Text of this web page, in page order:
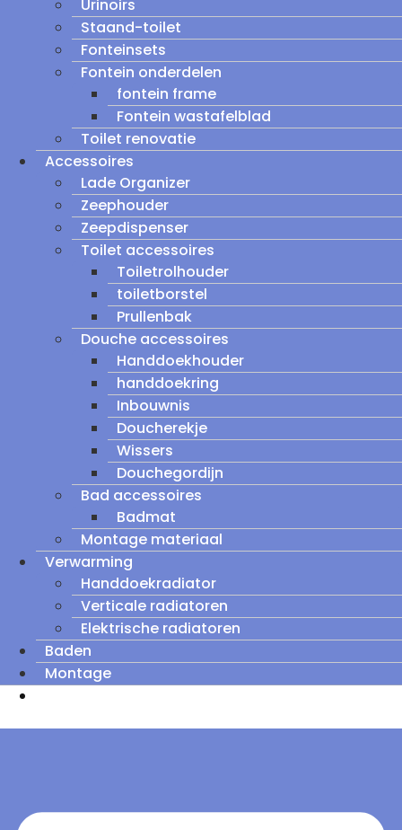
Urinoirs
Staand-toilet
Fonteinsets
Fontein onderdelen
fontein frame
Fontein wastafelblad
Toilet renovatie
Accessoires
Lade Organizer
Zeephouder
Zeepdispenser
Toilet accessoires
Toiletrolhouder
toiletborstel
Prullenbak
Douche accessoires
Handdoekhouder
handdoekring
Inbouwnis
Doucherekje
Wissers
Douchegordijn
Bad accessoires
Badmat
Montage materiaal
Verwarming
Handdoekradiator
Verticale radiatoren
Elektrische radiatoren
Baden
Montage